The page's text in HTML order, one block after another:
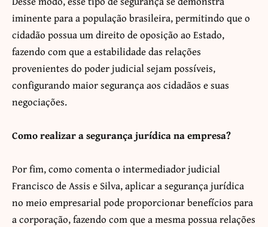
iminente para a população brasileira, permitindo que o
cidadão possua um direito de oposição ao Estado,
fazendo com que a estabilidade das relações
provenientes do poder judicial sejam possíveis,
configurando maior segurança aos cidadãos e suas
negociações.
Como realizar a segurança jurídica na empresa?
Por fim, como comenta o intermediador judicial
Francisco de Assis e Silva, aplicar a segurança jurídica
no meio empresarial pode proporcionar benefícios para
a corporação, fazendo com que a mesma possua relações